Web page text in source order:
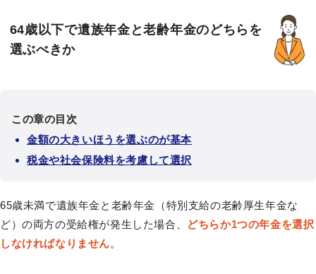
64歳以下で遺族年金と老齢年金のどちらを
選ぶべきか
この章の目次
金額の大きいほうを選ぶのが基本
税金や社会保険料を考慮して選択
65歳未満で遺族年金と老齢年金（特別支給の老齢厚生年金な
ど）の両方の受給権が発生した場合、
どちらか1つの年金を選択
しなければなりません。